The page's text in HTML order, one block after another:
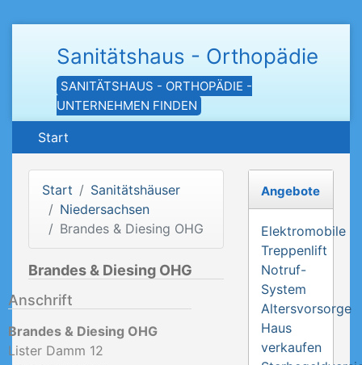
Sanitätshaus - Orthopädie
SANITÄTSHAUS - ORTHOPÄDIE -
UNTERNEHMEN FINDEN
Start
Start
Sanitätshäuser
Niedersachsen
Brandes & Diesing OHG
Brandes & Diesing OHG
Anschrift
Brandes & Diesing OHG
Lister Damm 12
Angebote
Elektromobile
Treppenlift
Notruf-
System
Altersvorsorge
Haus
verkaufen